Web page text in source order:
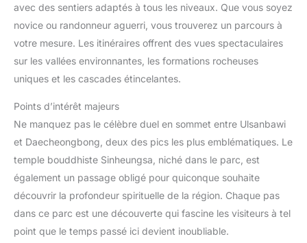
avec des sentiers adaptés à tous les niveaux. Que vous soyez
novice ou randonneur aguerri, vous trouverez un parcours à
votre mesure. Les itinéraires offrent des vues spectaculaires
sur les vallées environnantes, les formations rocheuses
uniques et les cascades étincelantes.
Points d’intérêt majeurs
Ne manquez pas le célèbre duel en sommet entre Ulsanbawi
et Daecheongbong, deux des pics les plus emblématiques. Le
temple bouddhiste Sinheungsa, niché dans le parc, est
également un passage obligé pour quiconque souhaite
découvrir la profondeur spirituelle de la région. Chaque pas
dans ce parc est une découverte qui fascine les visiteurs à tel
point que le temps passé ici devient inoubliable.